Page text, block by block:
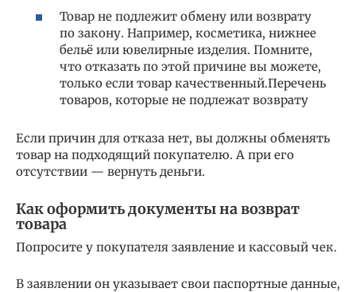
Товар не подлежит обмену или возврату
по закону. Например, косметика, нижнее
бельё или ювелирные изделия. Помните,
что отказать по этой причине вы можете,
только если товар качественный.Перечень
товаров, которые не подлежат возврату
Если причин для отказа нет, вы должны обменять
товар на подходящий покупателю. А при его
отсутствии — вернуть деньги.
Как оформить документы на возврат
товара
Попросите у покупателя заявление и кассовый чек.
В заявлении он указывает свои паспортные данные,